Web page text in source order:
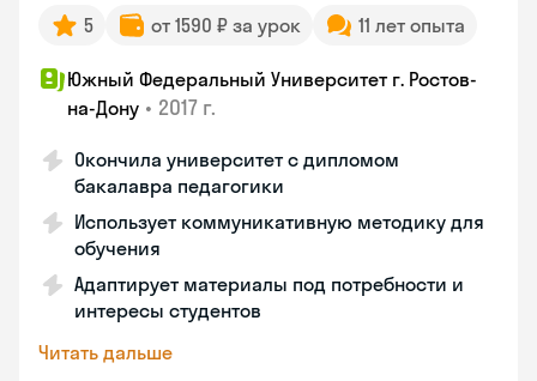
5 от 1590 ₽ за урок 11 лет опыта
Южный Федеральный Университет г. Ростов-
на-Дону • 2017 г.
Окончила университет с дипломом
бакалавра педагогики
Использует коммуникативную методику для
обучения
Адаптирует материалы под потребности и
интересы студентов
Читать дальше